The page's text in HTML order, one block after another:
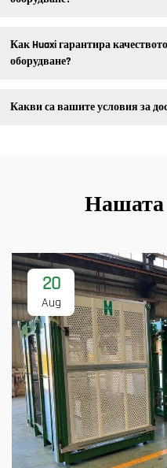
Как Huaxi гарантира
оборудване?
Какви са вашите условия за
Нашата
20
Aug